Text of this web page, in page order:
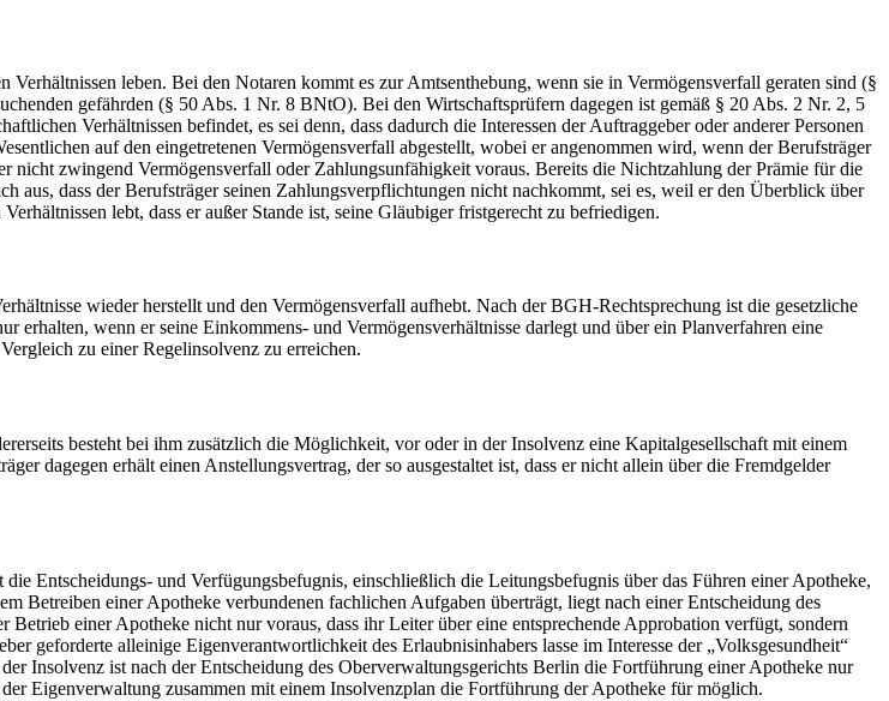
leben. Bei den Notaren kommt es zur Amtsenthebung, wenn sie in Vermögensverfall geraten sind (§
gefährden (§ 50 Abs. 1 Nr. 8 BNtO). Bei den Wirtschaftsprüfern dagegen ist gemäß § 20 Abs. 2 Nr. 2, 5
Verhältnissen befindet, es sei denn, dass dadurch die Interessen der Auftraggeber oder anderer Personen
auf den eingetretenen Vermögensverfall abgestellt, wobei er angenommen wird, wenn der Berufsträger
nicht zwingend Vermögensverfall oder Zahlungsunfähigkeit voraus. Bereits die Nichtzahlung der Prämie für die
aus, dass der Berufsträger seinen Zahlungsverpflichtungen nicht nachkommt, sei es, weil er den Überblick über
lebt, dass er außer Stande ist, seine Gläubiger fristgerecht zu befriedigen.
wieder herstellt und den Vermögensverfall aufhebt. Nach der BGH-Rechtsprechung ist die gesetzliche
erhalten, wenn er seine Einkommens- und Vermögensverhältnisse darlegt und über ein Planverfahren eine
zu einer Regelinsolvenz zu erreichen.
besteht bei ihm zusätzlich die Möglichkeit, vor oder in der Insolvenz eine Kapitalgesellschaft mit einem
dagegen erhält einen Anstellungsvertrag, der so ausgestaltet ist, dass er nicht allein über die Fremdgelder
Entscheidungs- und Verfügungsbefugnis, einschließlich die Leitungsbefugnis über das Führen einer Apotheke,
Betreiben einer Apotheke verbundenen fachlichen Aufgaben überträgt, liegt nach einer Entscheidung des
einer Apotheke nicht nur voraus, dass ihr Leiter über eine entsprechende Approbation verfügt, sondern
geforderte alleinige Eigenverantwortlichkeit des Erlaubnisinhabers lasse im Interesse der „Volksgesundheit“
Insolvenz ist nach der Entscheidung des Oberverwaltungsgerichts Berlin die Fortführung einer Apotheke nur
Eigenverwaltung zusammen mit einem Insolvenzplan die Fortführung der Apotheke für möglich.